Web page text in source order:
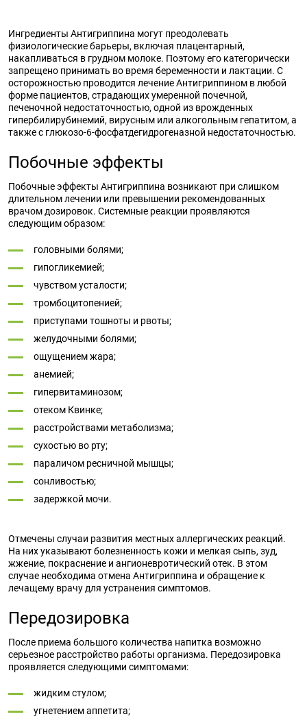
Ингредиенты Антигриппина могут преодолевать
физиологические барьеры, включая плацентарный,
накапливаться в грудном молоке. Поэтому его категорически
запрещено принимать во время беременности и лактации. С
осторожностью проводится лечение Антигриппином в любой
форме пациентов, страдающих умеренной почечной,
печеночной недостаточностью, одной из врожденных
гипербилирубинемий, вирусным или алкогольным гепатитом, а
также с глюкозо-6-фосфатдегидрогеназной недостаточностью.
Побочные эффекты
Побочные эффекты Антигриппина возникают при слишком
длительном лечении или превышении рекомендованных
врачом дозировок. Системные реакции проявляются
следующим образом:
головными болями;
гипогликемией;
чувством усталости;
тромбоцитопенией;
приступами тошноты и рвоты;
желудочными болями;
ощущением жара;
анемией;
гипервитаминозом;
отеком Квинке;
расстройствами метаболизма;
сухостью во рту;
параличом ресничной мышцы;
сонливостью;
задержкой мочи.
Отмечены случаи развития местных аллергических реакций.
На них указывают болезненность кожи и мелкая сыпь, зуд,
жжение, покраснение и ангионевротический отек. В этом
случае необходима отмена Антигриппина и обращение к
лечащему врачу для устранения симптомов.
Передозировка
После приема большого количества напитка возможно
серьезное расстройство работы организма. Передозировка
проявляется следующими симптомами:
жидким стулом;
угнетением аппетита;